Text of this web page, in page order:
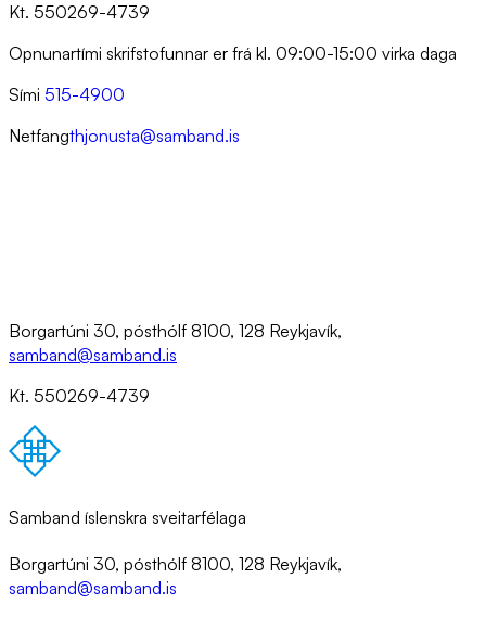
Kt. 550269-4739
Opnunartími skrifstofunnar er frá kl. 09:00-15:00 virka daga
Sími 515-4900
Netfangthjonusta@samband.is
Borgartúni 30, pósthólf 8100, 128 Reykjavík,
samband@samband.is
Kt. 550269-4739
Samband íslenskra sveitarfélaga
Borgartúni 30, pósthólf 8100, 128 Reykjavík,
samband@samband.is